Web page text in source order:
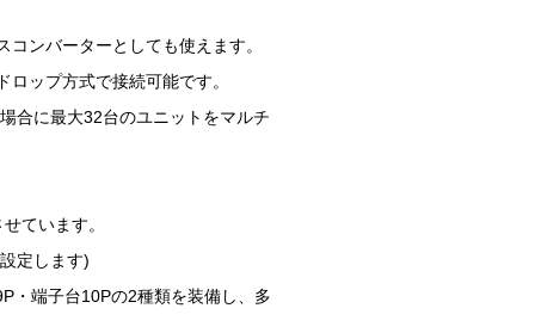
ンバーターとしても使えます。
ップ方式で接続可能です。
合に最大32台のユニットをマルチ
ています。
定します)
・端子台10Pの2種類を装備し、多